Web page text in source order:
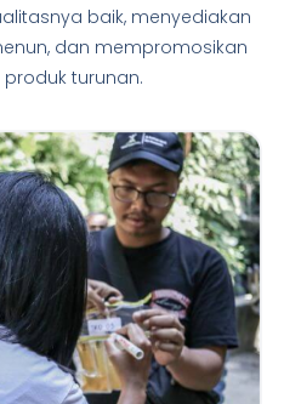
baik, menyediakan
dan mempromosikan
turunan.